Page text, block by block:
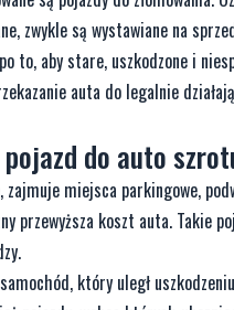
zwykle są wystawiane na
to, aby stare, uszkodzone i
auta do legalnie
do auto
miejsca parkingowe,
przewyższa koszt auta. Takie
który uległ